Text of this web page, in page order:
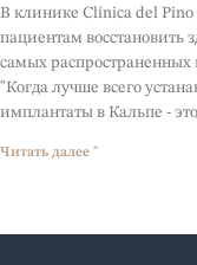
В клинике Clínica del
пациентам восстановить
самых распространенных
"Когда лучше всего
имплантаты в Кальпе -
Читать далее "